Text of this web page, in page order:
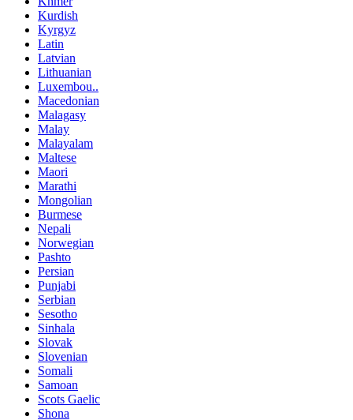
Kurdish
Kyrgyz
Latin
Latvian
Lithuanian
Luxembou..
Macedonian
Malagasy
Malay
Malayalam
Maltese
Maori
Marathi
Mongolian
Burmese
Nepali
Norwegian
Pashto
Persian
Punjabi
Serbian
Sesotho
Sinhala
Slovak
Slovenian
Somali
Samoan
Scots Gaelic
Shona